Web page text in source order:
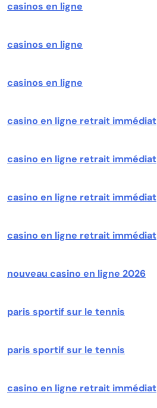
casinos en ligne
casinos en ligne
casinos en ligne
casino en ligne retrait immédiat
casino en ligne retrait immédiat
casino en ligne retrait immédiat
casino en ligne retrait immédiat
nouveau casino en ligne 2026
paris sportif sur le tennis
paris sportif sur le tennis
casino en ligne retrait immédiat